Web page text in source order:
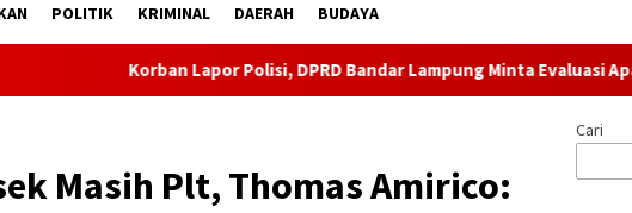
POLITIK KRIMINAL DAERAH BUDAYA
Lapor Polisi, DPRD Bandar Lampung Minta Evaluasi Aparat Lingkungan
Masih Plt, Thomas Amirico:
Cari